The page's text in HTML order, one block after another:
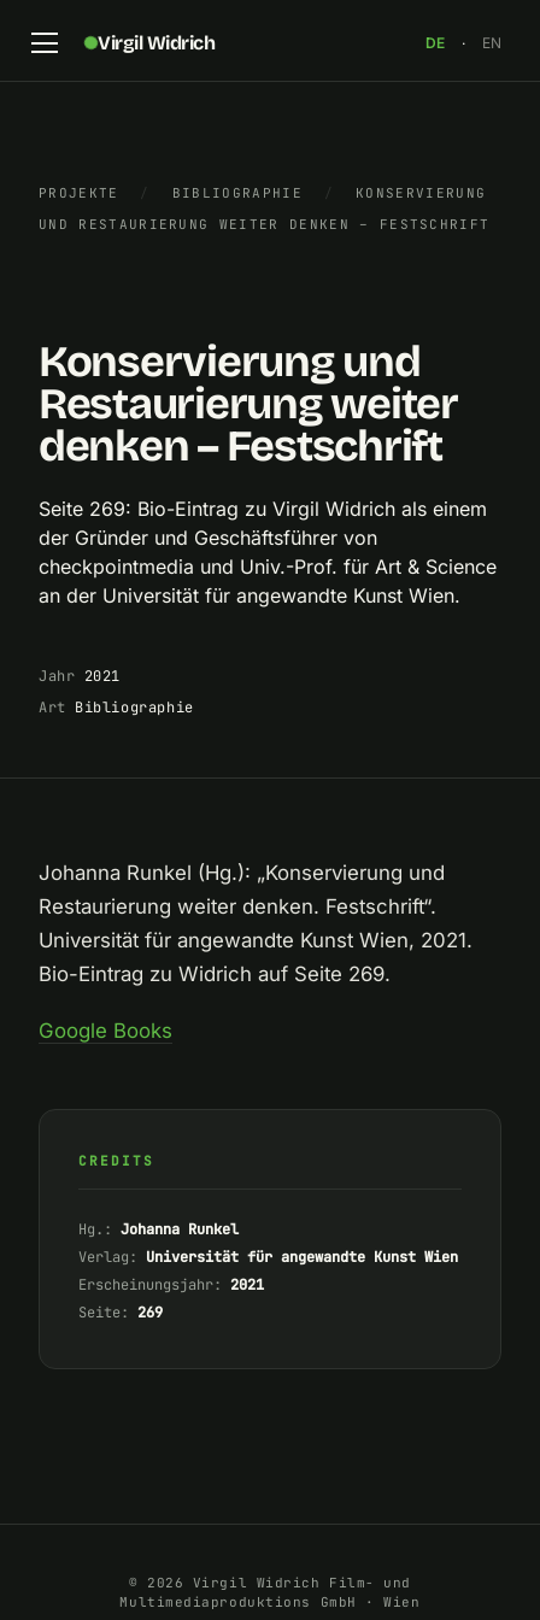
Virgil Widrich DE · EN
PROJEKTE / BIBLIOGRAPHIE /
KONSERVIERUNG
UND RESTAURIERUNG WEITER DENKEN – FESTSCHRIFT
Buchcover „Konservierung und Restaurierung weiter
denken – Festschrift“
Konservierung und
Restaurierung weiter
denken – Festschrift
Seite 269: Bio-Eintrag zu Virgil Widrich als einem
der Gründer und Geschäftsführer von
checkpointmedia und Univ.-Prof. für Art & Science
an der Universität für angewandte Kunst Wien.
Jahr 2021
Art
Bibliographie
Johanna Runkel (Hg.): „Konservierung und
Restaurierung weiter denken. Festschrift“.
Universität für angewandte Kunst Wien, 2021.
Bio-Eintrag zu Widrich auf Seite 269.
Google Books
CREDITS
Hg.: Johanna Runkel
Verlag:
Universität für angewandte Kunst Wien
Erscheinungsjahr: 2021
Seite: 269
© 2026 Virgil Widrich Film- und
Multimediaproduktions GmbH · Wien